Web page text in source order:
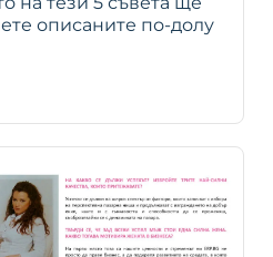
описаните по-долу